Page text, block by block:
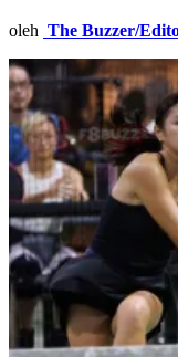
oleh The Buzzer/